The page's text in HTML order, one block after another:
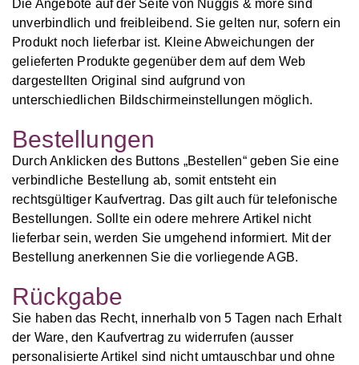
Die Angebote auf der Seite von Nuggis & more sind
unverbindlich und freibleibend. Sie gelten nur, sofern ein
Produkt noch lieferbar ist. Kleine Abweichungen der
gelieferten Produkte gegenüber dem auf dem Web
dargestellten Original sind aufgrund von
unterschiedlichen Bildschirmeinstellungen möglich.
Bestellungen
Durch Anklicken des Buttons „Bestellen“ geben Sie eine
verbindliche Bestellung ab, somit entsteht ein
rechtsgültiger Kaufvertrag. Das gilt auch für telefonische
Bestellungen. Sollte ein odere mehrere Artikel nicht
lieferbar sein, werden Sie umgehend informiert. Mit der
Bestellung anerkennen Sie die vorliegende AGB.
Rückgabe
Sie haben das Recht, innerhalb von 5 Tagen nach Erhalt
der Ware, den Kaufvertrag zu widerrufen (ausser
personalisierte Artikel sind nicht umtauschbar und ohne